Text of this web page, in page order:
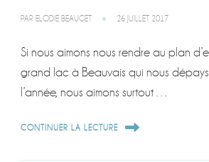
PAR ELODIE BEAUGET 26 JUILLET 2017
Si nous aimons nous rendre au plan
grand lac à Beauvais qui nous
l’année, nous aimons surtout …
CONTINUER LA LECTURE